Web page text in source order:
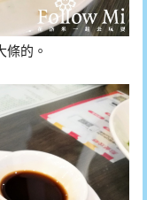
條的。